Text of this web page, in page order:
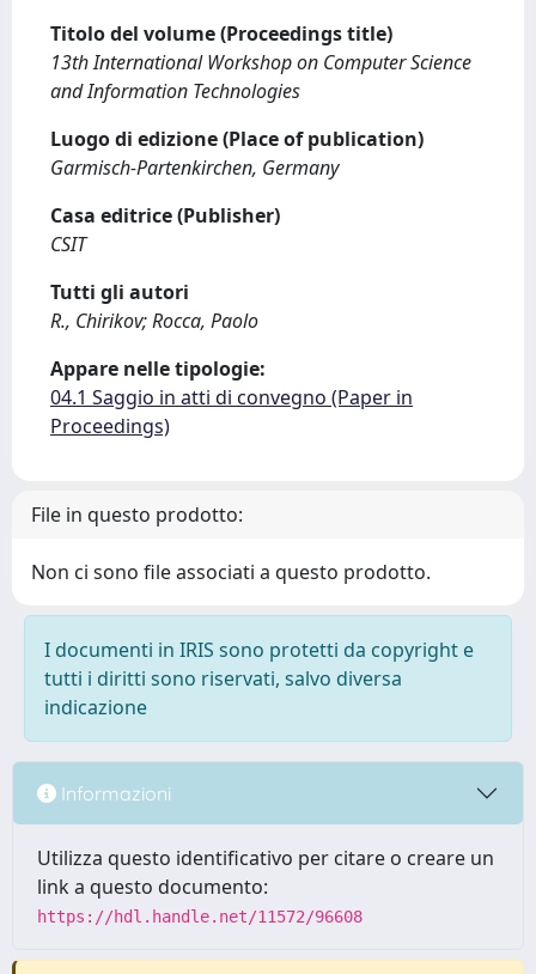
Titolo del volume (Proceedings title)
13th International Workshop on Computer Science
and Information Technologies
Luogo di edizione (Place of publication)
Garmisch-Partenkirchen, Germany
Casa editrice (Publisher)
CSIT
Tutti gli autori
R., Chirikov; Rocca, Paolo
Appare nelle tipologie:
04.1 Saggio in atti di convegno (Paper in
Proceedings)
File in questo prodotto:
Non ci sono file associati a questo prodotto.
I documenti in IRIS sono protetti da copyright e
tutti i diritti sono riservati, salvo diversa
indicazione
Informazioni
Utilizza questo identificativo per citare o creare un
link a questo documento:
https://hdl.handle.net/11572/96608